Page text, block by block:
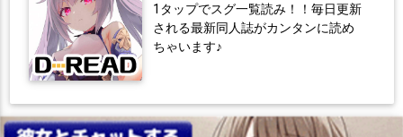
1タップでスグ一覧読み！！毎日更新
される最新同人誌がカンタンに読め
ちゃいます♪